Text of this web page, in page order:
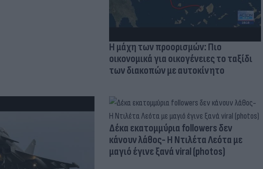
Η μάχη των προορισμών: Πιο
οικονομικά για οικογένειες το ταξίδι
των διακοπών με αυτοκίνητο
Δέκα εκατομμύρια followers δεν
κάνουν λάθος- Η Ντιλέτα Λεότα με
μαγιό έγινε ξανά viral (photos)